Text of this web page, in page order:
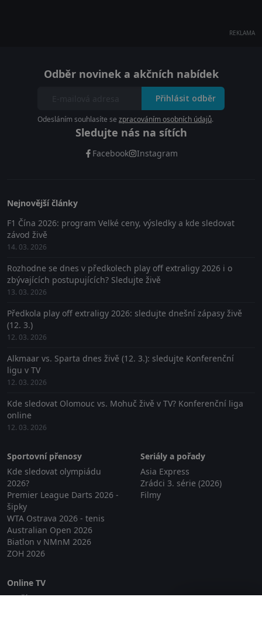
REKLAMA
Odběr novinek a akčních nabídek
Přihlásit odběr
Odesláním souhlasíte se zpracováním osobních údajů.
Sledujte nás na sítích
Facebook Instagram
Nejnovější články
F1 Čína 2026: program Velké ceny, výsledky a kde sledovat
závod živě
14. 03. 2026
Rozhodne se dnes v předkolech play off extraligy 2026 i o
zbývajících postupujících? Sledujte živě
13. 03. 2026
Předkola play off extraligy 2026: sledujte dnešní zápasy živě
(12. 3.)
12. 03. 2026
Alkmaar vs. Sparta dnes živě (12. 3.): sledujte Konferenční
ligu v TV
12. 03. 2026
Kde sledovat Olomouc vs. Mohuč živě v TV? Konferenční liga
online
12. 03. 2026
Sportovní přenosy
Kde sledovat olympiádu
2026?
Premier League Darts 2026 -
šipky
WTA Ostrava 2026 - tenis
Australian Open 2026
Biatlon v NMnM 2026
ZOH 2026
Seriály a pořady
Asia Express
Zrádci 3. série (2026)
Filmy
Online TV
Lepší.TV